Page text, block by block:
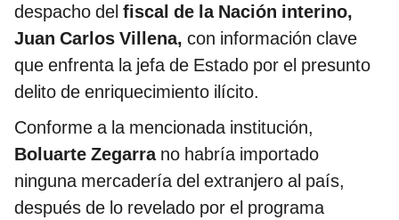
despacho del fiscal de la Nación interino,
Juan Carlos Villena, con información clave
que enfrenta la jefa de Estado por el presunto
delito de enriquecimiento ilícito.
Conforme a la mencionada institución,
Boluarte Zegarrano habría importado
ninguna mercadería del extranjero al país,
después de lo revelado por el programa